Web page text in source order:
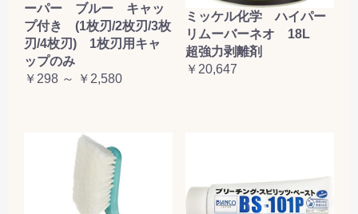
ーパー ブルー キャッ
プ付き (1枚刃/2枚刃/3枚
刃/4枚刃) 1枚刃用キャ
ップのみ
￥298 ～ ￥2,580
ミッケル化学 ハイパー
リムーバーネオ 18L
超強力剥離剤
￥20,647